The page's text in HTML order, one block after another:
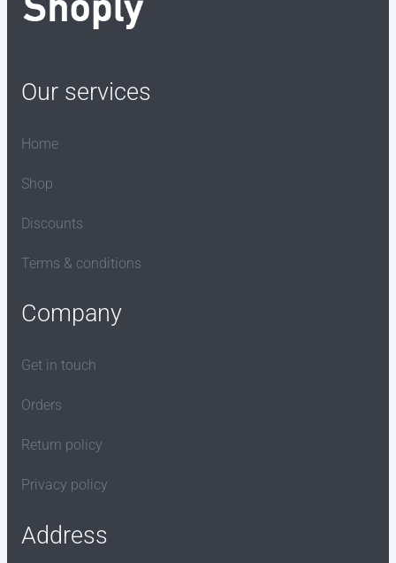
Our services
Home
Shop
Discounts
Terms & conditions
Company
Get in touch
Orders
Return policy
Privacy policy
Address